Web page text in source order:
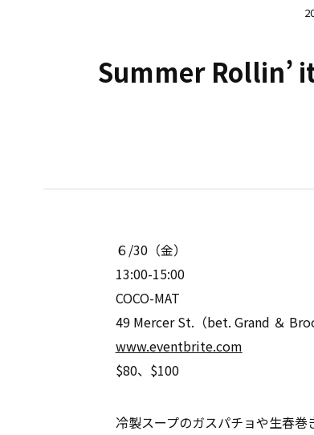
Summer Rollin’
６/30（金）
13:00-15:00
COCO-MAT
49 Mercer St.（bet. Grand ＆
www.eventbrite.com
$80、$100
冷製スープのガスパチョや生春